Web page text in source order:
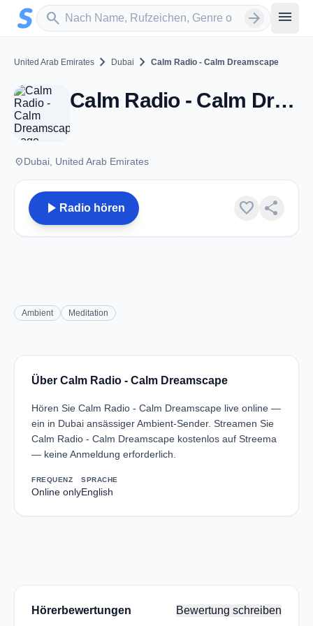
Zum Hauptinhalt springen
search
Sender suchen arrow_forward menu
United Arab Emirates chevron_right Dubai chevron_right Calm Radio - Calm Dreamscape
Calm Radio - Calm Dreamscape - Dubai
placeDubai, United Arab Emirates
play_arrow Radio hören favorite share
Ambient Meditation
Über Calm Radio - Calm Dreamscape
Hören Sie Calm Radio - Calm Dreamscape live online —
ein in Dubai ansässiger Ambient-Sender. Streamen Sie
Calm Radio - Calm Dreamscape kostenlos auf Streema
— keine Anmeldung erforderlich.
FREQUENZ
Online only
SPRACHE
English
Hörerbewertungen Bewertung schreiben